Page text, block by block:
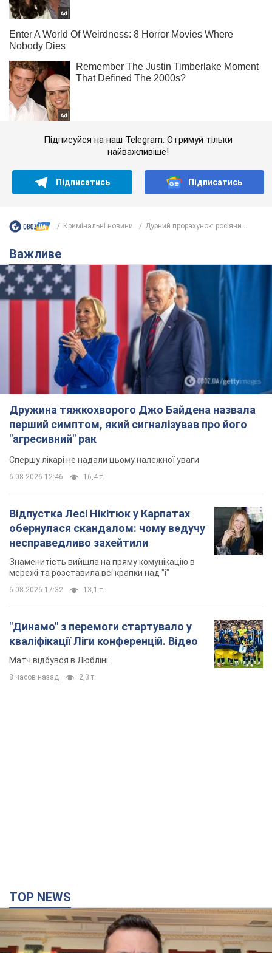
Підписуйся на наш Telegram. Отримуй тільки
найважливіше!
Підписатись Підписатись
Кримінальні новини Дурний прорахунок: росіяни...
Важливе
Дружина тяжкохворого Джо Байдена назвала
перший симптом, який сигналізував про його
"агресивний" рак
Спершу лікарі не надали цьому належної уваги
6.08.2026 12:46 16,4 т.
Відпустка Лесі Нікітюк у Карпатах
обернулася скандалом: чому ведучу
несправедливо захейтили
Знаменитість вийшла на пряму комунікацію в
мережі та розставила всі крапки над "і"
6.08.2026 17:32 13,1 т.
"Динамо" з перемоги стартувало у
кваліфікації Ліги конференцій. Відео
Матч відбувся в Любліні
8 часов назад 2,3 т.
TOP NEWS